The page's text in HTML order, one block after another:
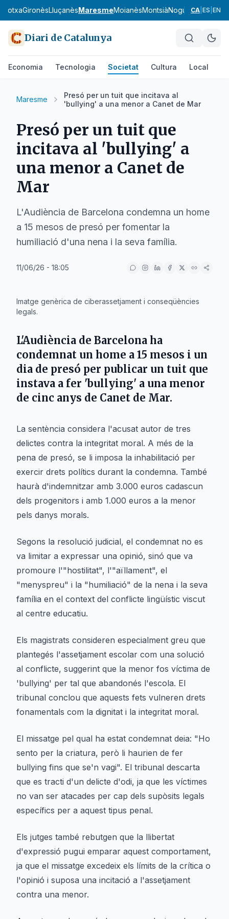
GironèsLluçanèsMaresmeMoianèsMontsiàNogueraOsona
CA ES EN
Diari de Catalunya
Economia Tecnologia Societat Cultura Local
Maresme
Presó per un tuit que incitava al
'bullying' a una menor a Canet de Mar
Presó per un tuit que
incitava al 'bullying' a
una menor a Canet de
Mar
L'Audiència de Barcelona condemna un home
a 15 mesos de presó per fomentar la
humiliació d'una nena i la seva família.
11/06/26 - 18:05
Imatge genèrica de ciberassetjament i conseqüències
legals.
L'Audiència de Barcelona ha
condemnat un home a 15 mesos i un
dia de presó per publicar un tuit que
instava a fer 'bullying' a una menor
de cinc anys de Canet de Mar.
La sentència considera l'acusat autor de tres
delictes contra la integritat moral. A més de la
pena de presó, se li imposa la inhabilitació per
exercir drets polítics durant la condemna. També
haurà d'indemnitzar amb 3.000 euros cadascun
dels progenitors i amb 1.000 euros a la menor
pels danys morals.
Segons la resolució judicial, el condemnat no es
va limitar a expressar una opinió, sinó que va
promoure l'"hostilitat", l'"aïllament", el
"menyspreu" i la "humiliació" de la nena i la seva
família en el context del conflicte lingüístic viscut
al centre educatiu.
Els magistrats consideren especialment greu que
plantegés l'assetjament escolar com una solució
al conflicte, suggerint que la menor fos víctima de
'bullying' per tal que abandonés l'escola. El
tribunal conclou que aquests fets vulneren drets
fonamentals com la dignitat i la integritat moral.
El missatge pel qual ha estat condemnat deia: "Ho
sento per la criatura, però li haurien de fer
bullying fins que se'n vagi". El tribunal descarta
que es tracti d'un delicte d'odi, ja que les víctimes
no van ser atacades per cap dels supòsits legals
específics per a aquest tipus penal.
Els jutges també rebutgen que la llibertat
d'expressió pugui emparar aquest comportament,
ja que el missatge excedeix els límits de la crítica o
l'opinió i suposa una incitació a l'assetjament
contra una menor.